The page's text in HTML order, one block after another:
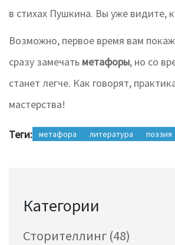
в стихах Пушкина. Вы уже видите,
Возможно, первое время вам
сразу замечать метафоры, но со
станет легче. Как говорят,
мастерства!
Теги: метафора литература поэзия
Категории
Сторителлинг (48)